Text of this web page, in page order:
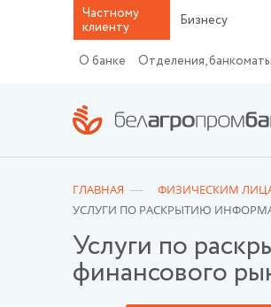
Частному
клиенту
Бизнесу
О банке
Отделения,
ГЛАВНАЯ ФИЗИЧЕСКИМ
УСЛУГИ ПО РАСКРЫТИЮ
Услуги по
финансового